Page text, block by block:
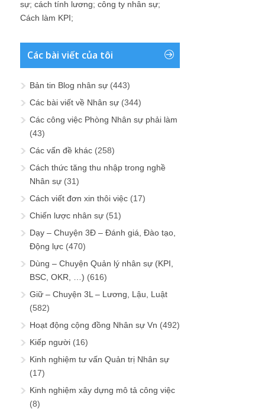
sự; cách tính lương; công ty nhân sự;
Cách làm KPI;
Các bài viết của tôi
Bản tin Blog nhân sự (443)
Các bài viết về Nhân sự (344)
Các công việc Phòng Nhân sự phải làm
(43)
Các vấn đề khác (258)
Cách thức tăng thu nhập trong nghề
Nhân sự (31)
Cách viết đơn xin thôi việc (17)
Chiến lược nhân sự (51)
Dạy – Chuyện 3Đ – Đánh giá, Đào tạo,
Động lực (470)
Dùng – Chuyện Quản lý nhân sự (KPI,
BSC, OKR, …) (616)
Giữ – Chuyện 3L – Lương, Lậu, Luật
(582)
Hoạt động cộng đồng Nhân sự Vn (492)
Kiếp người (16)
Kinh nghiệm tư vấn Quản trị Nhân sự
(17)
Kinh nghiệm xây dựng mô tả công việc
(8)